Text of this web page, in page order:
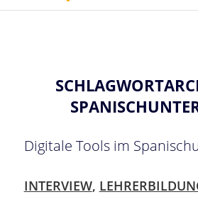
Digitale Tools im
INTERVIEW,